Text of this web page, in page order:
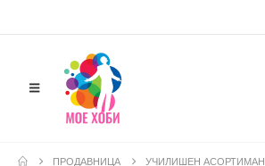
ПРОДАВНИЦА УЧИЛИШЕН АСОРТИМАН